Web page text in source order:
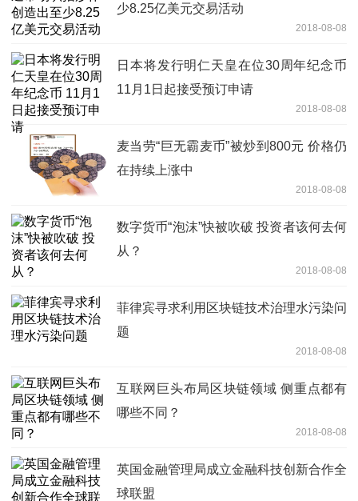
少8.25亿美元交易活动
2018-08-08
日本将发行明仁天皇在位30周年纪念币
11月1日起接受预订申请
2018-08-08
麦当劳“巨无霸麦币”被炒到800元 价格仍
在持续上涨中
2018-08-08
数字货币“泡沫”快被吹破 投资者该何去何
从？
2018-08-08
菲律宾寻求利用区块链技术治理水污染问
题
2018-08-08
互联网巨头布局区块链领域 侧重点都有
哪些不同？
2018-08-08
英国金融管理局成立金融科技创新合作全
球联盟